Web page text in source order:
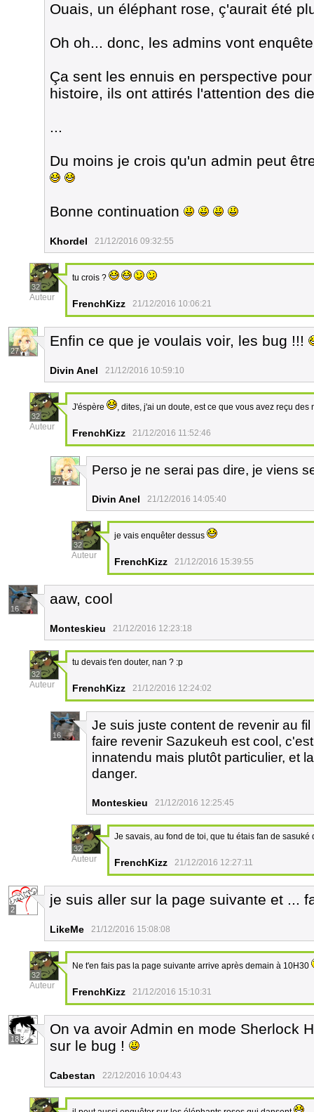
Ouais, un éléphant rose, ç'aurait été
Oh oh... donc, les admins vont
Ça sent les ennuis en perspective
histoire, ils ont attirés l'attention des
...
Du moins je crois qu'un admin peut
Bonne continuation
Khordel 21/12/2016 09:32:55
32
Auteur
tu crois ?
FrenchKizz 21/12/2016 10:06:21
27
Enfin ce que je voulais voir, les bug !!!
Divin Anel 21/12/2016 10:59:10
32
Auteur
J'éspère , dites, j'ai un doute, est ce que vous avez reçu
FrenchKizz 21/12/2016 11:52:46
27
Perso je ne serai pas dire, je viens
Divin Anel 21/12/2016 14:05:40
32
Auteur
je vais enquêter dessus
FrenchKizz 21/12/2016 15:39:55
16
aaw, cool
Monteskieu 21/12/2016 12:23:18
32
Auteur
tu devais t'en douter, nan ? :p
FrenchKizz 21/12/2016 12:24:02
16
Je suis juste content de revenir au
faire revenir Sazukeuh est cool,
innatendu mais plutôt particulier, et
danger.
Monteskieu 21/12/2016 12:25:45
32
Auteur
Je savais, au fond de toi, que tu étais fan de sasuké
FrenchKizz 21/12/2016 12:27:11
2
je suis aller sur la page suivante et ...
LikeMe 21/12/2016 15:08:08
32
Auteur
Ne t'en fais pas la page suivante arrive après demain à 10H30
FrenchKizz 21/12/2016 15:10:31
18
On va avoir Admin en mode Sherlock
sur le bug !
Cabestan 22/12/2016 10:04:43